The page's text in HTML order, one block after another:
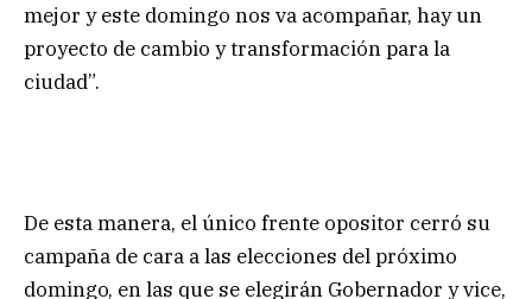
mejor y este domingo nos va acompañar, hay un
proyecto de cambio y transformación para la
ciudad”.
De esta manera, el único frente opositor cerró su
campaña de cara a las elecciones del próximo
domingo, en las que se elegirán Gobernador y vice,